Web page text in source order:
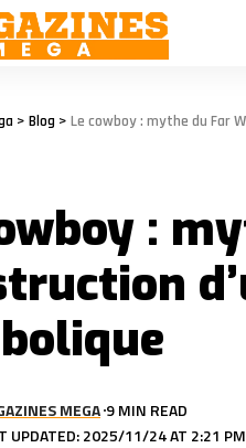
> Blog > Le cowboy : mythe du Far
:
UPDATED: 2025/11/24 AT 2:21 PM
MEGA 9 MIN READ